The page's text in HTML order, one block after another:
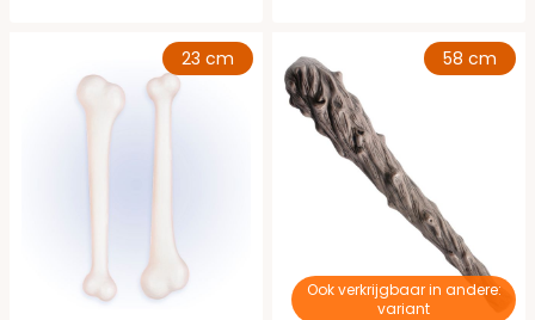
23 cm
Ook verkrijgbaar in andere:
variant
58 cm